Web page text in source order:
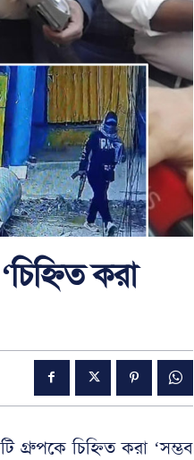
করা
গ্রুপকে চিহ্নিত করা ‘সম্ভব